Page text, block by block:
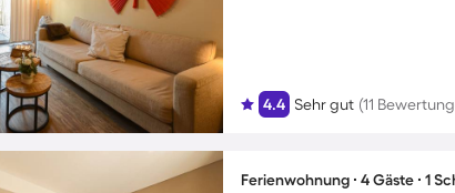
4.4 Sehr gut (11
Ferienwohnung ∙ 4 Gäste ∙ 1